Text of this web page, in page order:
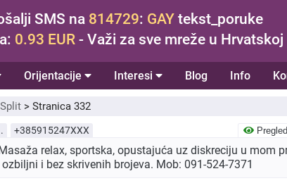
SMS na 814729: GAYtekst_poruke
0.93 EUR - Važi za sve mreže u Hrvatskoj
Orijentacije Interesi Blog Info
Split > Stranica 332
+385915247XXX
relax, sportska, opustajuća uz diskreciju u mom
i bez skrivenih brojeva. Mob: 091-524-7371